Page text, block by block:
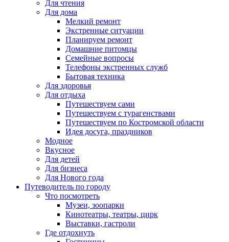
Для чтения
Для дома
Мелкий ремонт
Экстренные ситуации
Планируем ремонт
Домашние питомцы
Семейные вопросы
Телефоны экстренных служб
Бытовая техника
Для здоровья
Для отдыха
Путешествуем сами
Путешествуем с турагенствами
Путешествуем по Костромской области
Идея досуга, праздников
Модное
Вкусное
Для детей
Для бизнеса
Для Нового года
Путеводитель по городу
Что посмотреть
Музеи, зоопарки
Кинотеатры, театры, цирк
Выставки, гастроли
Где отдохнуть